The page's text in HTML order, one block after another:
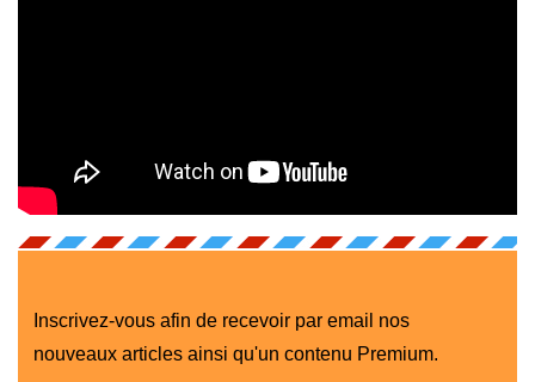
Inscrivez-vous afin de recevoir par email nos
nouveaux articles ainsi qu'un contenu Premium.